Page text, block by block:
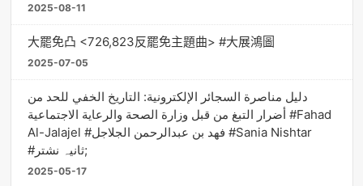
2025-08-11
大罷免凸 <726,823反罷免主題曲> #大展鴻圖
2025-07-05
دليل مناصرة السجائر الإلكترونية: التاريخ الخفي للحد من
أضرار التبغ من قبل وزارة الصحة والرعاية الاجتماعية #Fahad
Al-Jalajel #فهد بن عبدالرحمن الجلاجل #Sania Nishtar
#ثانیہ نشتر;
2025-05-17